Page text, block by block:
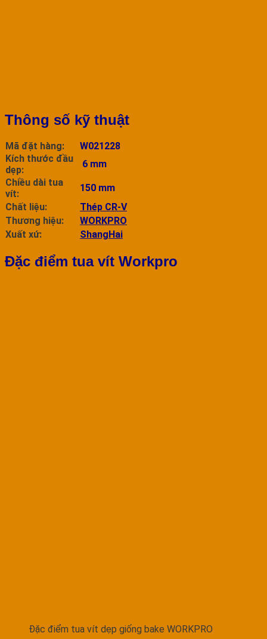
Thông số kỹ thuật
Mã đặt hàng:
W021228
Kích thước đầu
dẹp:
6 mm
Chiều dài tua
vít:
150 mm
Chất liệu:
Thép CR-V
Thương hiệu:
WORKPRO
Xuất xứ:
ShangHai
Đặc điểm tua vít Workpro
Đặc điểm tua vít dẹp giống bake WORKPRO